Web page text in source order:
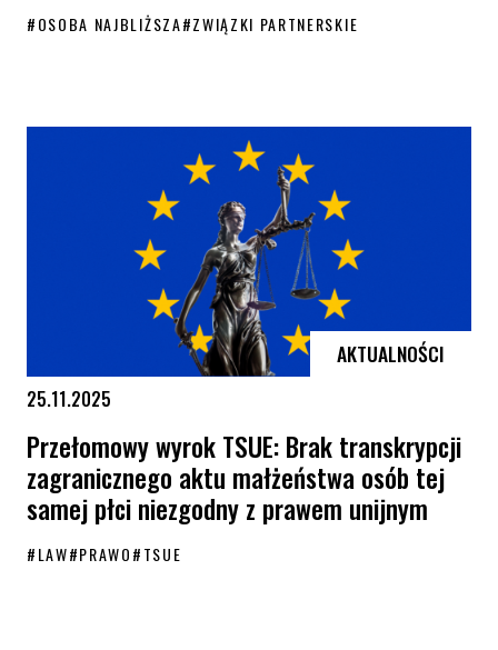
#OSOBA NAJBLIŻSZA#ZWIĄZKI PARTNERSKIE
AKTUALNOŚCI
25.11.2025
Przełomowy wyrok TSUE: Brak transkrypcji
zagranicznego aktu małżeństwa osób tej
samej płci niezgodny z prawem unijnym
#LAW#PRAWO#TSUE